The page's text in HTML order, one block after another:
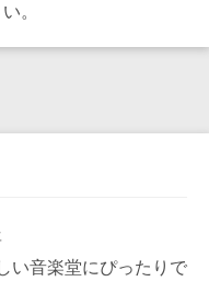
。
い音楽堂にぴったりで